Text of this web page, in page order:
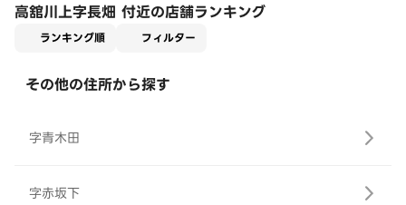
高舘川上字長畑 付近の店舗ランキング
ランキング順 フィルター
その他の住所から探す
字青木田
字赤坂下